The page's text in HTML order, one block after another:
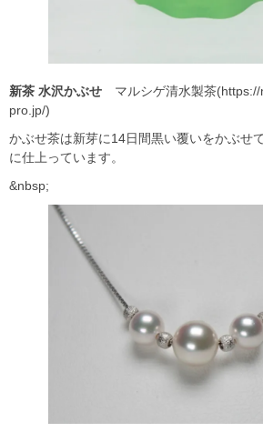
新茶 水沢かぶせ マルシゲ清水製茶
pro.jp/)
かぶせ茶は新芽に14日間黒い覆いをかぶせ
に仕上っています。
&nbsp;